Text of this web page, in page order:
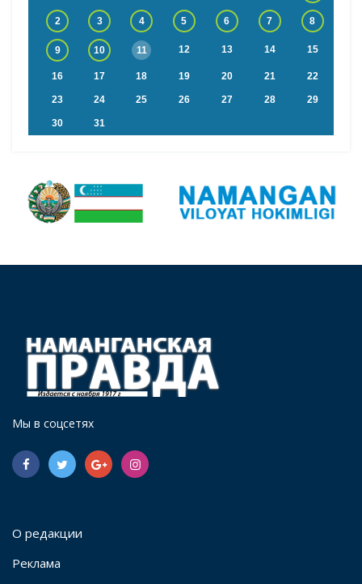
2 3 4 5 6 7 8
9 10 11 12 13 14 15
16 17 18 19 20 21 22
23 24 25 26 27 28 29
30 31
Мы в соцсетях
О редакции
Реклама